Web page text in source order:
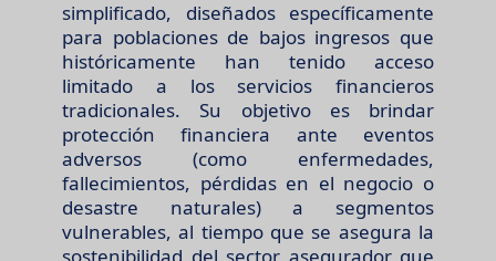
simplificado, diseñados específicamente
para poblaciones de bajos ingresos que
históricamente han tenido acceso
limitado a los servicios financieros
tradicionales. Su objetivo es brindar
protección financiera ante eventos
adversos (como enfermedades,
fallecimientos, pérdidas en el negocio o
desastre naturales) a segmentos
vulnerables, al tiempo que se asegura la